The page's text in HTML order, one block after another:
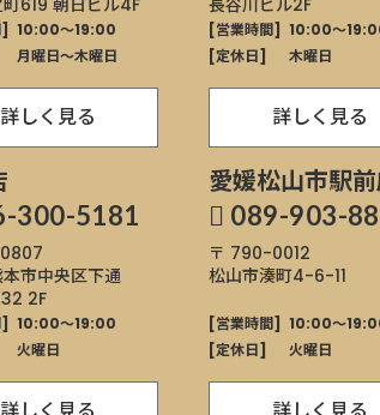
619 朝日ビル4F
10:00～19:00
月曜日〜木曜日
詳しく見る
長谷川ビル2F
[営業時間] 10:00～
[定休日]
木曜日
詳しく見る
300-5181
市中央区下通
2F
10:00～19:00
火曜日
愛媛松山市駅
089-903-
〒 790-0012
松山市湊町4-6-11
[営業時間] 10:00～
[定休日]
火曜日